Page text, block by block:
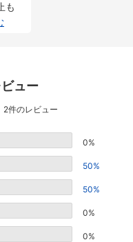
も
ュー
3.5
2件のレビュー
0%
50%
50%
0%
0%